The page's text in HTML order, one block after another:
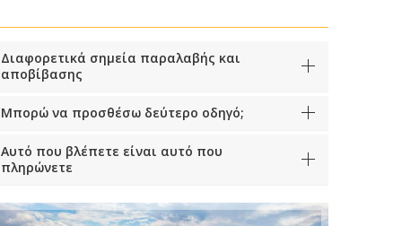
Διαφορετικά σημεία παραλαβής και
αποβίβασης
Μπορώ να προσθέσω δεύτερο οδηγό;
Αυτό που βλέπετε είναι αυτό που
πληρώνετε